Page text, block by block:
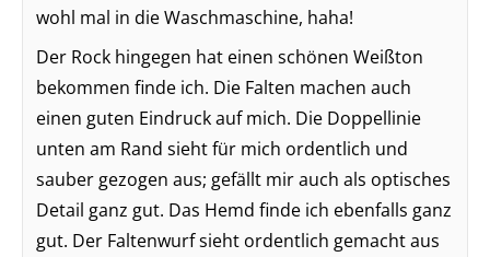
wohl mal in die Waschmaschine, haha!
Der Rock hingegen hat einen schönen Weißton
bekommen finde ich. Die Falten machen auch
einen guten Eindruck auf mich. Die Doppellinie
unten am Rand sieht für mich ordentlich und
sauber gezogen aus; gefällt mir auch als optisches
Detail ganz gut. Das Hemd finde ich ebenfalls ganz
gut. Der Faltenwurf sieht ordentlich gemacht aus